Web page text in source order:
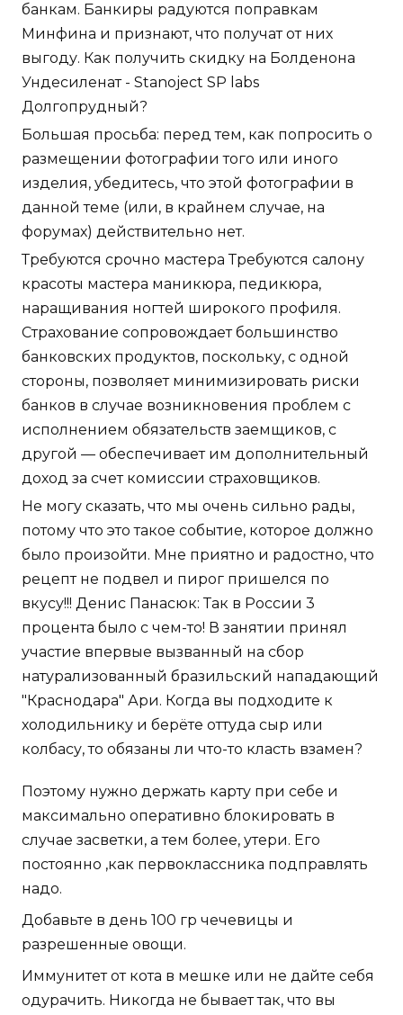
банкам. Банкиры радуются поправкам
Минфина и признают, что получат от них
выгоду. Как получить скидку на Болденона
Ундесиленат - Stanoject SP labs
Долгопрудный?
Большая просьба: перед тем, как попросить о
размещении фотографии того или иного
изделия, убедитесь, что этой фотографии в
данной теме (или, в крайнем случае, на
форумах) действительно нет.
Требуются срочно мастера Требуются салону
красоты мастера маникюра, педикюра,
наращивания ногтей широкого профиля.
Страхование сопровождает большинство
банковских продуктов, поскольку, с одной
стороны, позволяет минимизировать риски
банков в случае возникновения проблем с
исполнением обязательств заемщиков, с
другой — обеспечивает им дополнительный
доход за счет комиссии страховщиков.
Не могу сказать, что мы очень сильно рады,
потому что это такое событие, которое должно
было произойти. Мне приятно и радостно, что
рецепт не подвел и пирог пришелся по
вкусу!!! Денис Панасюк: Так в России 3
процента было с чем-то! В занятии принял
участие впервые вызванный на сбор
натурализованный бразильский нападающий
"Краснодара" Ари. Когда вы подходите к
холодильнику и берёте оттуда сыр или
колбасу, то обязаны ли что-то класть взамен?
Поэтому нужно держать карту при себе и
максимально оперативно блокировать в
случае засветки, а тем более, утери. Его
постоянно ,как первоклассника подправлять
надо.
Добавьте в день 100 гр чечевицы и
разрешенные овощи.
Иммунитет от кота в мешке или не дайте себя
одурачить. Никогда не бывает так, что вы